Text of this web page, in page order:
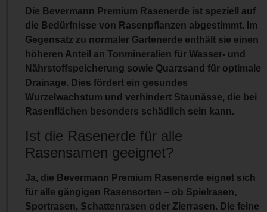
Die Bevermann Premium Rasenerde ist speziell auf
die Bedürfnisse von Rasenpflanzen abgestimmt. Im
Gegensatz zu normaler Gartenerde enthält sie einen
höheren Anteil an Tonmineralien für Wasser- und
Nährstoffspeicherung sowie Quarzsand für optimale
Drainage. Dies fördert ein gesundes
Wurzelwachstum und verhindert Staunässe, die bei
Rasenflächen besonders schädlich sein kann.
Ist die Rasenerde für alle
Rasensamen geeignet?
Ja, die Bevermann Premium Rasenerde eignet sich
für alle gängigen Rasensorten – ob Spielrasen,
Sportrasen, Schattenrasen oder Zierrasen. Die feine